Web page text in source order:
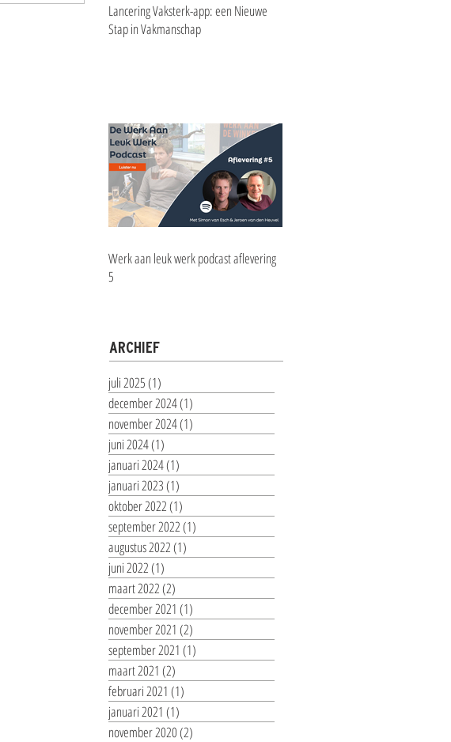
Lancering Vaksterk-app: een Nieuwe
Stap in Vakmanschap
Werk aan leuk werk podcast aflevering
5
ARCHIEF
juli 2025(1)
december 2024(1)
november 2024(1)
juni 2024(1)
januari 2024(1)
januari 2023(1)
oktober 2022(1)
september 2022(1)
augustus 2022(1)
juni 2022(1)
maart 2022(2)
december 2021 (1)
november 2021 (2)
september 2021 (1)
maart 2021 (2)
februari 2021 (1)
januari 2021 (1)
november 2020(2)